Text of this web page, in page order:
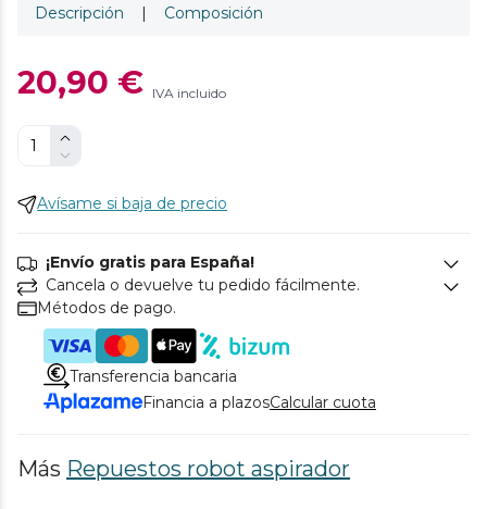
Descripción | Composición
20,90 € IVA incluido
Avísame si baja de precio
¡Envío gratis para España!
Cancela o devuelve tu pedido fácilmente.
Métodos de pago.
Transferencia bancaria
Financia a plazosCalcular cuota
Más Repuestos robot aspirador